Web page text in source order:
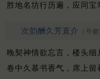
胜地名坊行历遍，应同宝
次韵酬久芳直介 （号徽
晚契神情欲忘言，楼头细
卷中久慕书香气，席上留